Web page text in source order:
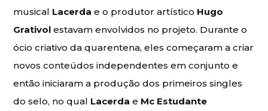
musical Lacerda e o produtor artístico Hugo
Grativol estavam envolvidos no projeto. Durante o
ócio criativo da quarentena, eles começaram a criar
novos conteúdos independentes em conjunto e
então iniciaram a produção dos primeiros singles
do selo, no qual Lacerda e Mc Estudante